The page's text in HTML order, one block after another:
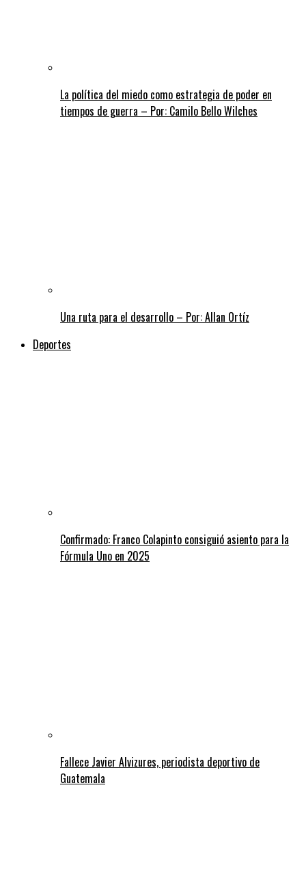
La política del miedo como estrategia de poder en
tiempos de guerra – Por: Camilo Bello Wilches
Una ruta para el desarrollo – Por: Allan Ortíz
Deportes
Confirmado: Franco Colapinto consiguió asiento para la
Fórmula Uno en 2025
Fallece Javier Alvizures, periodista deportivo de
Guatemala